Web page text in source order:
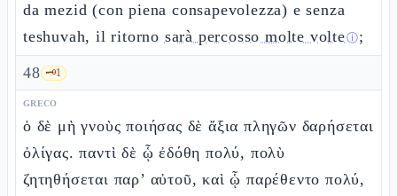
da mezid (con piena consapevolezza) e senza
teshuvah, il ritorno sarà percosso molte volteⓘ;
48 🗝️1
GRECO
ὁ δὲ μὴ γνοὺς ποιήσας δὲ ἄξια πληγῶν δαρήσεται
ὀλίγας. παντὶ δὲ ᾧ ἐδόθη πολύ, πολὺ
ζητηθήσεται παρ’ αὐτοῦ, καὶ ᾧ παρέθεντο πολύ,